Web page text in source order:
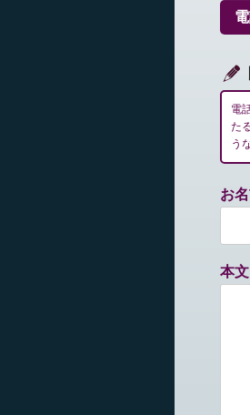
ー
シ
ン
電
た
う
お
本文